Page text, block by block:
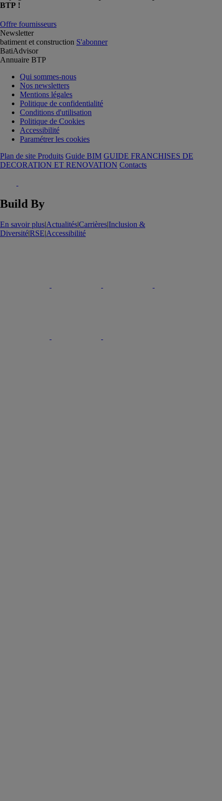
BTP !
Offre fournisseurs
Newsletter
batiment et construction S'abonner
BatiAdvisor
Annuaire BTP
Qui sommes-nous
Nos newsletters
Mentions légales
Politique de confidentialité
Conditions d'utilisation
Politique de Cookies
Accessibilité
Paramétrer les cookies
Plan de site Produits Guide BIM GUIDE FRANCHISES DE
DECORATION ET RENOVATION Contacts
Build By
En savoir plus|Actualités|Carrières|Inclusion &
Diversité|RSE|Accessibilité